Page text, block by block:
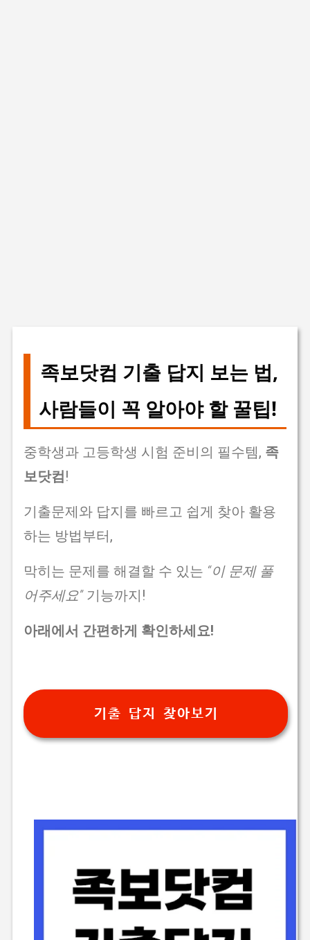
족보닷컴 기출 답지 보는 법,
사람들이 꼭 알아야 할 꿀팁!
중학생과 고등학생 시험 준비의 필수템, 족
보닷컴 !
기출문제와 답지를 빠르고 쉽게 찾아 활용
하는 방법부터,
막히는 문제를 해결할 수 있는 “이 문제 풀
어주세요”기능까지!
아래에서 간편하게 확인하세요!
기출 답지 찾아보기